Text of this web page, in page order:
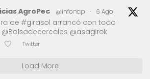
AgroPec @infonap · 6 Ago
de #girasol arrancó con todo
@Bolsadecereales @asagirok
Twitter
Load More